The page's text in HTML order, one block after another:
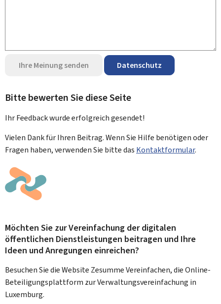
Ihre Meinung senden Datenschutz
Bitte bewerten Sie diese Seite
Ihr Feedback wurdeerfolgreichgesendet!
Vielen Dank für Ihren Beitrag. Wenn Sie Hilfe benötigen oder
Fragen haben, verwenden Sie bitte das Kontaktformular.
Möchten Sie zur Vereinfachung der digitalen
öffentlichen Dienstleistungen beitragen und Ihre
Ideen und Anregungen einreichen?
Besuchen Sie die Website Zesumme Vereinfachen, die Online-
Beteiligungsplattform zur Verwaltungsvereinfachung in
Luxemburg.